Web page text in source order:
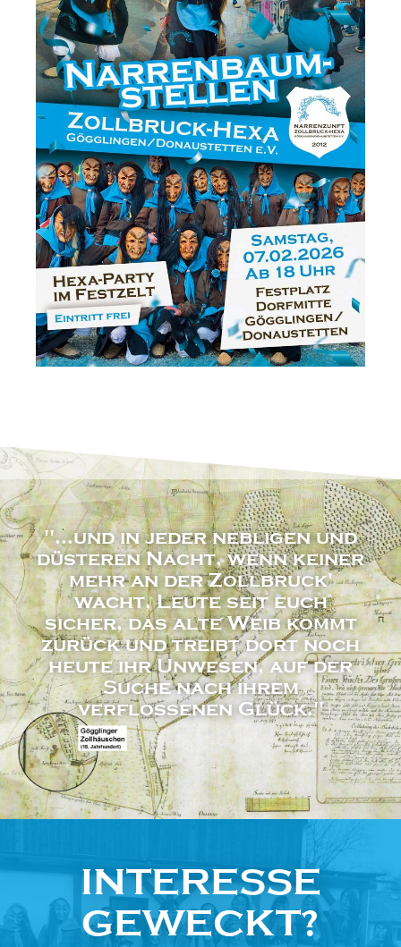
"...und in jeder nebligen und
düsteren Nacht, wenn keiner
mehr an der Zollbruck'
wacht, Leute seit euch
sicher, das alte Weib kommt
zurück und treibt dort noch
heute ihr Unwesen, auf der
Suche nach ihrem
verflossenen Glück."
INTERESSE
GEWECKT?